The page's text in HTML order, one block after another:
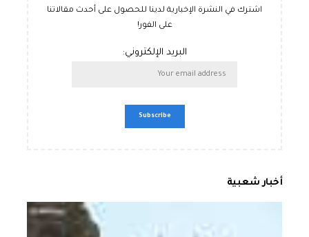
اشترك في النشرة الإخبارية لدينا للحصول على أحدث مقالاتنا
على الفور!
البريد الإلكتروني:
أخبار شعبية